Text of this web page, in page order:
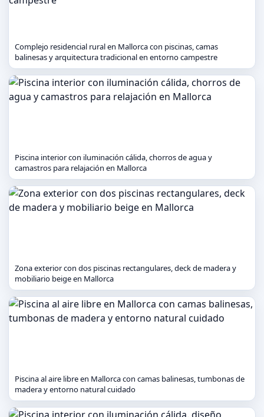
Complejo residencial rural en Mallorca con piscinas, camas
balinesas y arquitectura tradicional en entorno campestre
Piscina interior con iluminación cálida, chorros de agua y
camastros para relajación en Mallorca
Zona exterior con dos piscinas rectangulares, deck de madera y
mobiliario beige en Mallorca
Piscina al aire libre en Mallorca con camas balinesas, tumbonas de
madera y entorno natural cuidado